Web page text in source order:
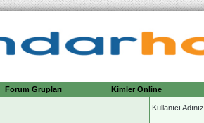
Forum Grupları Kimler Online
Kullanıcı Adınız